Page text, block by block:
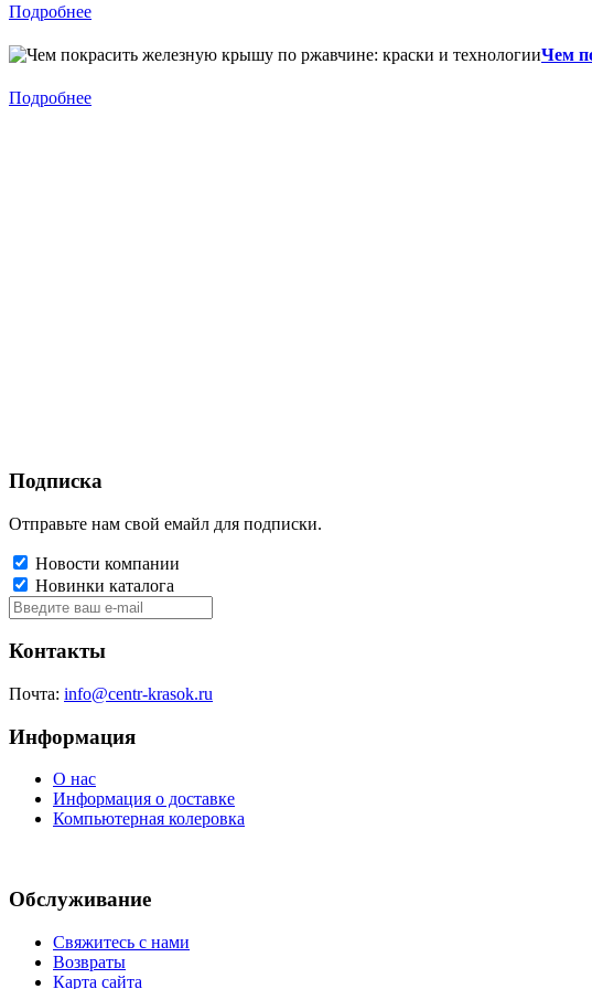
Подробнее
Чем
Подробнее
Подписка
Отправьте нам свой емайл для подписки.
Новости компании
Новинки каталога
Контакты
Почта: info@centr-krasok.ru
Информация
О нас
Информация о доставке
Компьютерная колеровка
Обслуживание
Свяжитесь с нами
Возвраты
Карта сайта